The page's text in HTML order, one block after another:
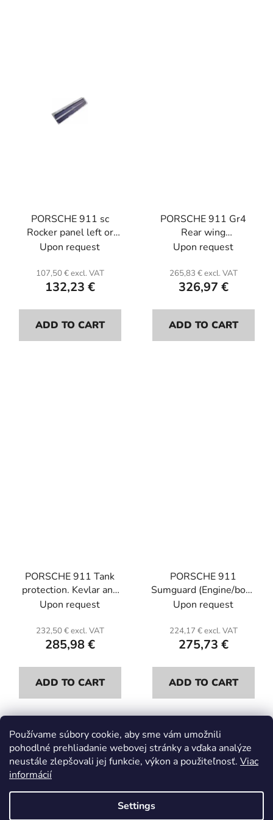
Používame súbory cookie, aby sme vám umožnili
pohodlné prehliadanie webovej stránky a vďaka analýze
neustále zlepšovali jej funkcie, výkon a použiteľnosť. Viac
informácií
Settings
PORSCHE 911 sc
Rocker panel left or
right (unit) . Fiber glass.
Upon request
107,50 € excl. VAT
132,23 €
ADD TO CART
PORSCHE 911 Gr4
Rear wing
protections(the pair) .
Epoxy pliant resin.
Upon request
265,83 € excl. VAT
326,97 €
ADD TO CART
PORSCHE 911 Tank
protection. Kevlar and
honeycomb.
Upon request
232,50 € excl. VAT
285,98 €
ADD TO CART
PORSCHE 911
Sumguard (Engine/box).
Kevlar and honeycomb.
Upon request
224,17 € excl. VAT
275,73 €
ADD TO CART
L
i
t
i
6items total